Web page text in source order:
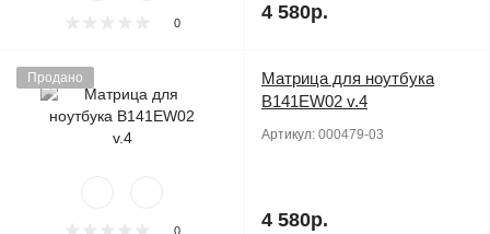
0 4 580р.
Продано
0
Матрица для ноутбука
B141EW02 v.4
Артикул: 000479-03
4 580р.